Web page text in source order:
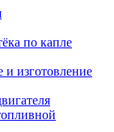
по капле
и изготовление